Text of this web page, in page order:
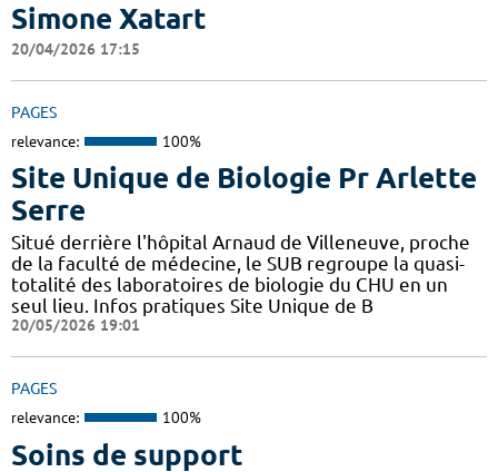
Simone Xatart
20/04/2026 17:15
PAGES
relevance: 100%
Site Unique de Biologie Pr Arlette
Serre
Situé derrière l'hôpital Arnaud de Villeneuve, proche
de la faculté de médecine, le SUB regroupe la quasi-
totalité des laboratoires de biologie du CHU en un
seul lieu. Infos pratiques Site Unique de B
20/05/2026 19:01
PAGES
relevance: 100%
Soins de support